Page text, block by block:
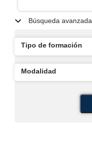
Búsqueda avanzada
Tipo de formación
Modalidad